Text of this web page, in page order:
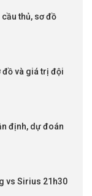
thủ, sơ đồ
đồ và giá trị đội
định, dự đoán
vs Sirius 21h30